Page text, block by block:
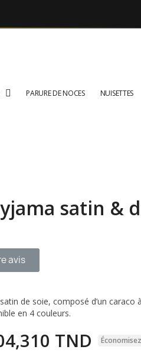
PARURE DE NOCES NUISETTES
satin &
avis
de soie, composé d’un caraco
en 4 couleurs.
TND